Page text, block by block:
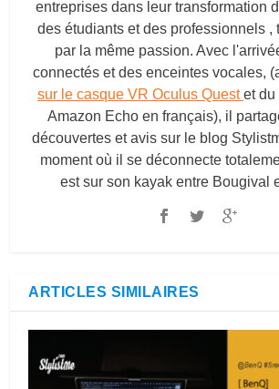
entreprises dans leur transformation
des étudiants et des professionnels ,
par la même passion. Avec
connectés et des enceintes vocales,
sur le casque VR Oculus Questet du
Amazon Echo en français), il
découvertes et avis sur le blog
moment où il se déconnecte
est sur son kayak entre Bougival
ARTICLES SIMILAIRES